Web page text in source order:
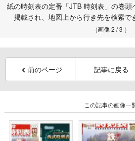
紙の時刻表の定番「JTB 時刻表」の巻
掲載され、地図上から行き先を検索で
（画像 2 / 3 ）
前のページ 記事に戻る
この記事の画像一